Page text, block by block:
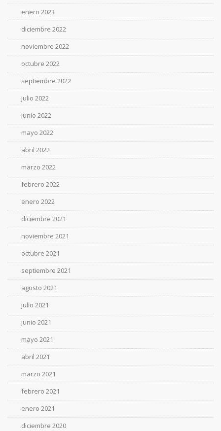
enero 2023
diciembre 2022
noviembre 2022
octubre 2022
septiembre 2022
julio 2022
junio 2022
mayo 2022
abril 2022
marzo 2022
febrero 2022
enero 2022
diciembre 2021
noviembre 2021
octubre 2021
septiembre 2021
agosto 2021
julio 2021
junio 2021
mayo 2021
abril 2021
marzo 2021
febrero 2021
enero 2021
diciembre 2020